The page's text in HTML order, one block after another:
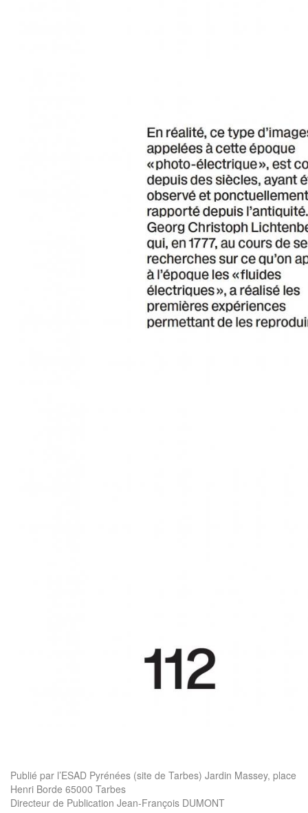
Publié par l’ESAD Pyrénées (site de Tarbes) Jardin Massey, place
Henri Borde 65000 Tarbes
Directeur de Publication Jean-François DUMONT